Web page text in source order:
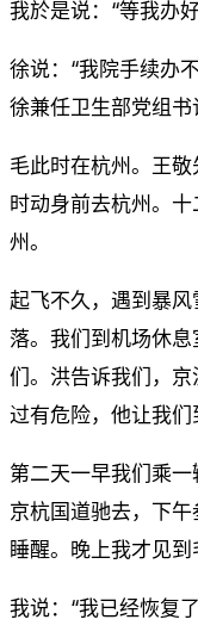
我於是说：“等我办
徐说：“我院手续办
徐兼任卫生部党组书
毛此时在杭州。王
时动身前去杭州。
州。
起飞不久，遇到暴
落。我们到机场休
们。洪告诉我们，
过有危险，他让我们
第二天一早我们乘
京杭国道驰去，下
睡醒。晚上我才见到
我说：“我已经恢复